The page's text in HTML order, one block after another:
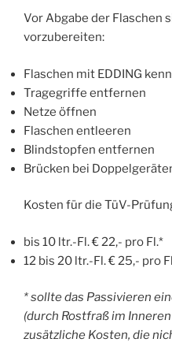
Vor Abgabe der Flaschen
vorzubereiten:
Flaschen mit EDDING
Tragegriffe entfernen
Netze öffnen
Flaschen entleeren
Blindstopfen entfernen
Brücken bei
Kosten für die TüV-
bis 10 ltr.-Fl. € 22,- pro Fl.*
12 bis 20 ltr.-Fl. € 25,- pro
* sollte das Passivieren
(durch Rostfraß im
zusätzliche Kosten, die